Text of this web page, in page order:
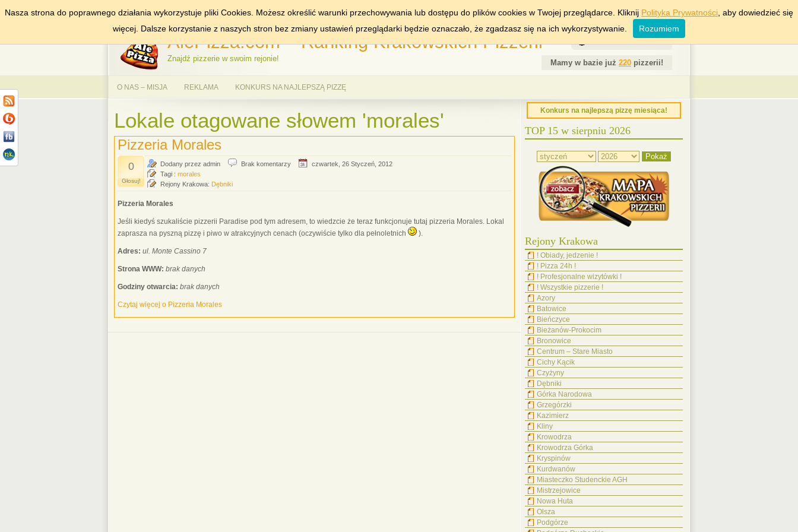
DODAJ NAS DO ULUBIONYCH ZNAJDŹ MIASTA: KRAKÓW WARSZAWA WROCŁAW
AlePizza.com – Ranking Krakowskich Pizzerii
Znajdź pizzerie w swoim rejonie!
6 Sierpień 2026
Mamy w bazie już 220 pizzerii!
O NAS – MISJA REKLAMA KONKURS NA NAJLEPSZĄ PIZZĘ
Lokale otagowane słowem 'morales'
Pizzeria Morales
0
Głosuj!
Dodany przez admin Brak komentarzy
czwartek, 26 Styczeń, 2012
Tagi : morales
Rejony Krakowa: Dębniki
Pizzeria Morales
Jeśli kiedyś szukaliście pizzerii Paradise pod tym adresem, to wiedzcie że teraz funkcjonuje tutaj pizzeria Morales. Lokal
zaprasza na pyszną pizzę i piwo w atrakcyjnych cenach (oczywiście tylko dla pełnoletnich
).
Adres: ul. Monte Cassino 7
Strona WWW: brak danych
Godziny otwarcia: brak danych
Czytaj więcej o Pizzeria Morales
Konkurs na najlepszą pizzę miesiąca!
TOP 15 w sierpniu 2026
Rejony Krakowa
! Obiady, jedzenie !
! Pizza 24h !
! Profesjonalne wizytówki !
! Wszystkie pizzerie !
Azory
Batowice
Bieńczyce
Bieżanów-Prokocim
Bronowice
Centrum – Stare Miasto
Cichy Kącik
Czyżyny
Dębniki
Górka Narodowa
Grzegórzki
Kazimierz
Kliny
Krowodrza
Krowodrza Górka
Kryspinów
Kurdwanów
Miasteczko Studenckie AGH
Mistrzejowice
Nowa Huta
Olsza
Podgórze
Nasza strona do poprawnego działania wykorzystuje pliki Cookies. Możesz określić warunki przechowywania lub dostępu do plików cookies w Twojej przeglądarce. Kliknij Polityka Prywatności , aby dowiedzieć się
więcej. Dalsze korzystanie z naszych stron bez zmiany ustawień przeglądarki będzie oznaczało, że zgadzasz się na ich wykorzystywanie.
Rozumiem